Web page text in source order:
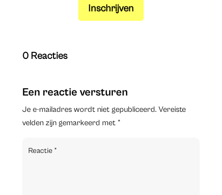
Inschrijven
0 Reacties
Een reactie versturen
Je e-mailadres wordt niet gepubliceerd. Vereiste
velden zijn gemarkeerd met *